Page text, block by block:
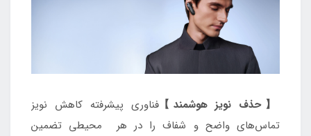
【حذف نویز هوشمند】فناوری پیشرفته کاهش نویز
تماس‌های واضح و شفاف را در هر محیطی تضمین